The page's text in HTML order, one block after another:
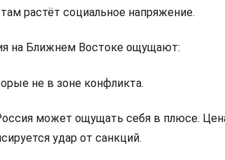
растёт социальное напряжение.
на Ближнем Востоке ощущают:
не в зоне конфликта.
может ощущать себя в плюсе.
удар от санкций.